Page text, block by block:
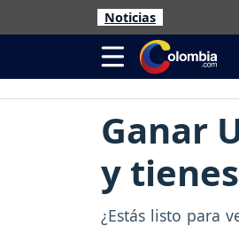
Noticias
Ganar
y
¿Estás listo para